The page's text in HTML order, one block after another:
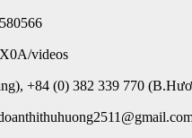
videos
+84 (0) 382 339 770